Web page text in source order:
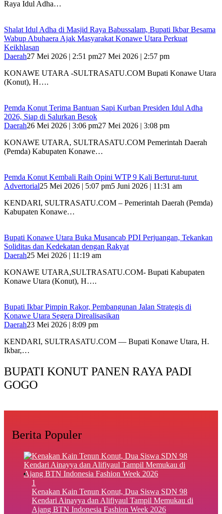
Raya Idul Adha…
Shalat Idul Adha di Masjid Raya Babussalam, Bupati Ikbar Besama
Wabup Abuhaera Ajak Masyarakat Konawe Utara Perkuat
Keikhlasan
Daerah27 Mei 2026 | 2:51 pm27 Mei 2026 | 2:57 pm
KONAWE UTARA -SULTRASATU.COM Bupati Konawe Utara
(Konut), H….
Pemda Konut Terima Bantuan Sapi Kurban Presiden Idul Adha
2026, Siap di Salurkan Besok
Daerah26 Mei 2026 | 3:06 pm27 Mei 2026 | 3:08 pm
KONAWE UTARA, SULTRASATU.COM Pemerintah Daerah
(Pemda) Kabupaten Konawe…
Pemda Konut Kembali Raih Opini WTP 9 Kali Berturut-turut
Advertorial25 Mei 2026 | 5:07 pm5 Juni 2026 | 11:31 am
KENDARI, SULTRASATU.COM – Pemerintah Daerah (Pemda)
Kabupaten Konawe…
Bupati Konawe Utara Buka Musancab PDI Perjuangan, Tekankan
Soliditas dan Kedekatan dengan Rakyat
Daerah25 Mei 2026 | 11:19 am
KONAWE UTARA,SULTRASATU.COM- Bupati Kabupaten
Konawe Utara (Konut), H….
Bupati Ikbar Pimpin Rakor, Pembangunan Jalan Strategis di
Konawe Utara Segera Direalisasikan
Daerah23 Mei 2026 | 8:09 pm
KENDARI, SULTRASATU.COM — Bupati Konawe Utara, H.
Ikbar,…
BUPATI KONUT PANEN RAYA PADI
GOGO
Berita Populer
1
‎Kenakan Kain Tenun Konut, Dua Siswa SDN 98
Kendari Ainayya dan Alifiyaul Tampil Memukau di
Ajang BTN Indonesia Fashion Week 2026